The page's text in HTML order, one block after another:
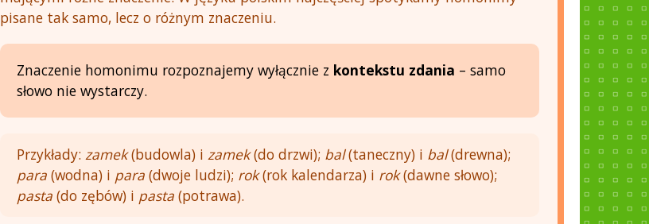
pisane tak samo, lecz o różnym znaczeniu.
Znaczenie homonimu rozpoznajemy wyłącznie z kontekstu zdania – samo
słowo nie wystarczy.
Przykłady: zamek(budowla) i zamek(do drzwi); bal(taneczny) i bal(drewna);
para(wodna) i para(dwoje ludzi); rok(rok kalendarza) i rok(dawne słowo);
pasta(do zębów) i pasta(potrawa).